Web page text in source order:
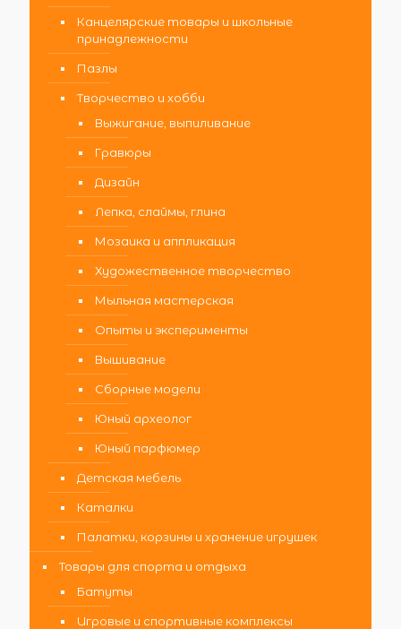
Канцелярские товары и школьные
принадлежности
Пазлы
Творчество и хобби
Выжигание, выпиливание
Гравюры
Дизайн
Лепка, слаймы, глина
Мозаика и аппликация
Художественное творчество
Мыльная мастерская
Опыты и эксперименты
Вышивание
Сборные модели
Юный археолог
Юный парфюмер
Детская мебель
Каталки
Палатки, корзины и хранение игрушек
Товары для спорта и отдыха
Батуты
Игровые и спортивные комплексы